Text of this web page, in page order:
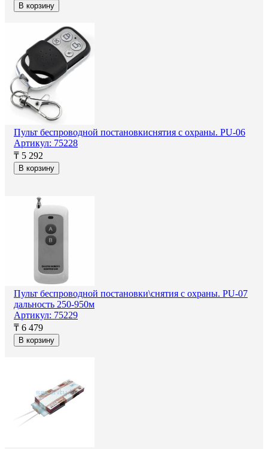
В корзину
Пульт беспроводной постановкиснятия с охраны. PU-06
Артикул: 75228
₸ 5 292
В корзину
Пульт беспроводной постановки\снятия с охраны. PU-07
дальность 250-950м
Артикул: 75229
₸ 6 479
В корзину